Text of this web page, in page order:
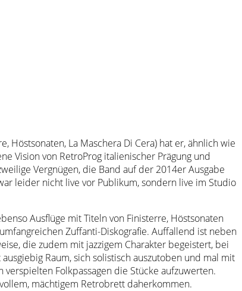
La Maschera Di Cera) hat er, ähnlich wie
Vision von RetroProg italienischer Prägung und
Vergnügen, die Band auf der 2014er Ausgabe
leider nicht live vor Publikum, sondern live im Studio
Ausflüge mit Titeln von Finisterre, Höstsonaten
Zuffanti-Diskografie. Auffallend ist neben
die zudem mit jazzigem Charakter begeistert, bei
Raum, sich solistisch auszutoben und mal mit
Folkpassagen die Stücke aufzuwerten.
mächtigem Retrobrett daherkommen.